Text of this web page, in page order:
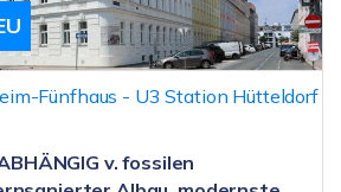
Fünfhaus - U3 Station Hütteldorf
v. fossilen